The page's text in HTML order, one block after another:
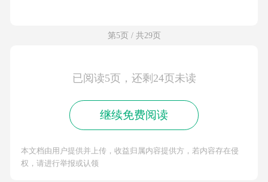
第5页 / 共29页
已阅读5页，还剩24页未读
继续免费阅读
本文档由用户提供并上传，收益归属内容提供方，若内容存在侵
权，请进行举报或认领